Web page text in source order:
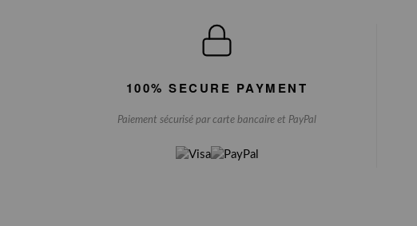
100% SECURE PAYMENT
Paiement sécurisé par carte bancaire et PayPal